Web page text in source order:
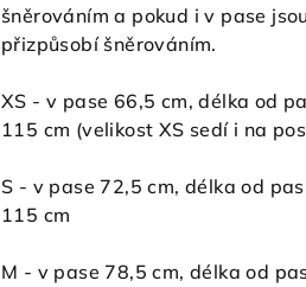
šněrováním a pokud i v pase
přizpůsobí šněrováním.
XS - v pase 66,5 cm, délka od
115 cm (velikost XS sedí i na
S - v pase 72,5 cm, délka od
115 cm
M - v pase 78,5 cm, délka od